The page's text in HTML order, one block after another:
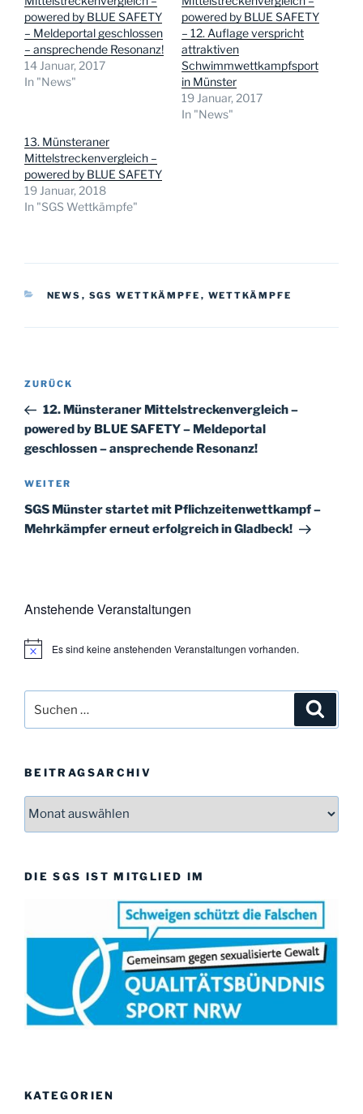
powered by BLUE SAFETY
– Meldeportal geschlossen
– ansprechende Resonanz!
14 Januar, 2017
In "News"
powered by BLUE SAFETY
– 12. Auflage verspricht
attraktiven
Schwimmwettkampfsport
in Münster
19 Januar, 2017
In "News"
13. Münsteraner
Mittelstreckenvergleich –
powered by BLUE SAFETY
19 Januar, 2018
In "SGS Wettkämpfe"
KATEGORIEN
NEWS , SGS WETTKÄMPFE , WETTKÄMPFE
Beitragsnavigation
Vorheriger
Beitrag
ZURÜCK
12. Münsteraner Mittelstreckenvergleich –
powered by BLUE SAFETY – Meldeportal
geschlossen – ansprechende Resonanz!
Nächster
Beitrag
WEITER
SGS Münster startet mit Pflichzeitenwettkampf –
Mehrkämpfer erneut erfolgreich in Gladbeck!
Anstehende Veranstaltungen
H
w
s
Es sind keine anstehenden Veranstaltungen vorhanden.
nach:
BEITRAGSARCHIV
DIE SGS IST MITGLIED IM
KATEGORIEN